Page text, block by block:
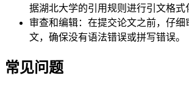
据湖北大学的引用规则进行引文格式
审查和编辑：在提交论文之前，仔细
文，确保没有语法错误或拼写错误。
常见问题